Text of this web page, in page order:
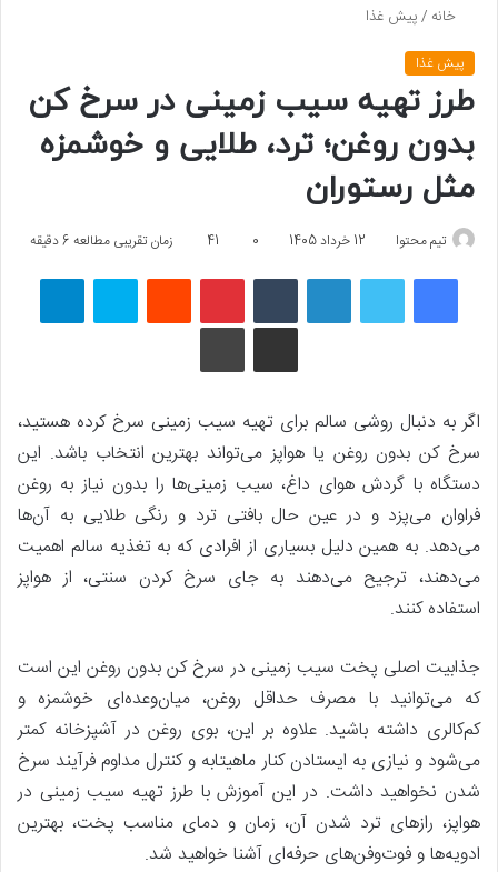
خانه /پیش غذا
پیش غذا
طرز تهیه سیب زمینی در سرخ کن
بدون روغن؛ ترد، طلایی و خوشمزه
مثل رستوران
تیم محتوا 12 خرداد 1405 0
41 زمان تقریبی مطالعه 6 دقیقه
فیسبوک لینکداین پینتریست اسکایپ
چاپ
اگر به دنبال روشی سالم برای تهیه سیب زمینی سرخ کرده هستید،
سرخ کن بدون روغن یا هواپز می‌تواند بهترین انتخاب باشد. این
دستگاه با گردش هوای داغ، سیب زمینی‌ها را بدون نیاز به روغن
فراوان می‌پزد و در عین حال بافتی ترد و رنگی طلایی به آن‌ها
می‌دهد. به همین دلیل بسیاری از افرادی که به تغذیه سالم اهمیت
می‌دهند، ترجیح می‌دهند به جای سرخ کردن سنتی، از هواپز
استفاده کنند.
جذابیت اصلی پخت سیب زمینی در سرخ کن بدون روغن این است
که می‌توانید با مصرف حداقل روغن، میان‌وعده‌ای خوشمزه و
کم‌کالری داشته باشید. علاوه بر این، بوی روغن در آشپزخانه کمتر
می‌شود و نیازی به ایستادن کنار ماهیتابه و کنترل مداوم فرآیند سرخ
شدن نخواهید داشت. در این آموزش با طرز تهیه سیب زمینی در
هواپز، رازهای ترد شدن آن، زمان و دمای مناسب پخت، بهترین
ادویه‌ها و فوت‌وفن‌های حرفه‌ای آشنا خواهید شد.